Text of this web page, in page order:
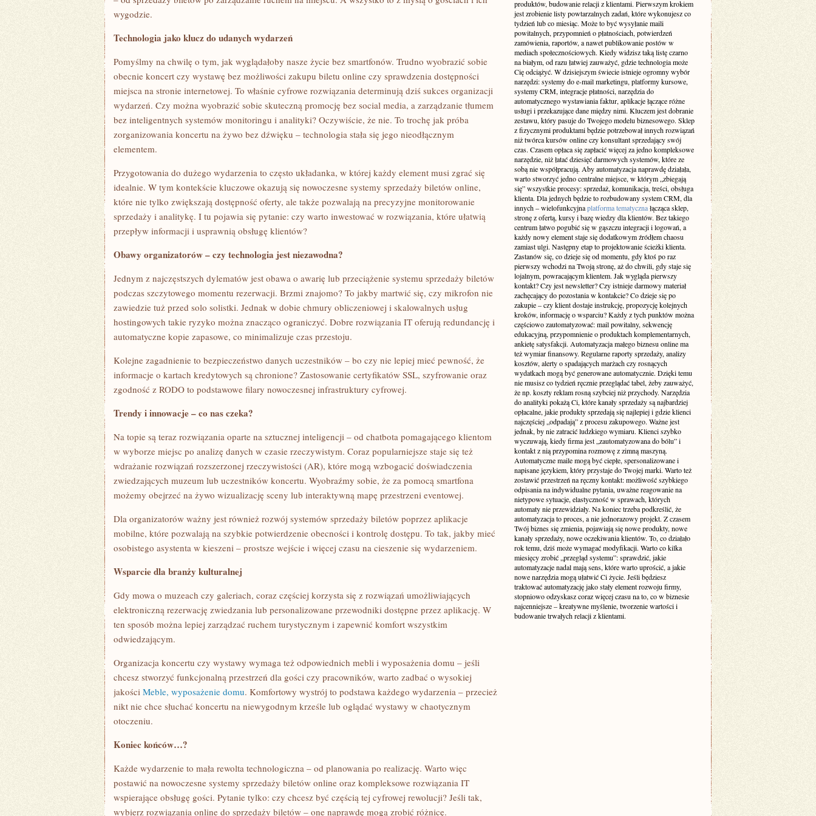
DOMU?
wygodzie.
Technologia jako klucz do udanych wydarzeń
Pomyślmy na chwilę o tym, jak wyglądałoby nasze życie bez smartfonów. Trudno wyobrazić sobie
obecnie koncert czy wystawę bez możliwości zakupu biletu online czy sprawdzenia dostępności
miejsca na stronie internetowej. To właśnie cyfrowe rozwiązania determinują dziś sukces organizacji
wydarzeń. Czy można wyobrazić sobie skuteczną promocję bez social media, a zarządzanie tłumem
bez inteligentnych systemów monitoringu i analityki? Oczywiście, że nie. To trochę jak próba
zorganizowania koncertu na żywo bez dźwięku – technologia stała się jego nieodłącznym
elementem.
Przygotowania do dużego wydarzenia to często układanka, w której każdy element musi zgrać się
idealnie. W tym kontekście kluczowe okazują się nowoczesne systemy sprzedaży biletów online,
które nie tylko zwiększają dostępność oferty, ale także pozwalają na precyzyjne monitorowanie
sprzedaży i analitykę. I tu pojawia się pytanie: czy warto inwestować w rozwiązania, które ułatwią
przepływ informacji i usprawnią obsługę klientów?
Obawy organizatorów – czy technologia jest niezawodna?
Jednym z najczęstszych dylematów jest obawa o awarię lub przeciążenie systemu sprzedaży biletów
podczas szczytowego momentu rezerwacji. Brzmi znajomo? To jakby martwić się, czy mikrofon nie
zawiedzie tuż przed solo solistki. Jednak w dobie chmury obliczeniowej i skalowalnych usług
hostingowych takie ryzyko można znacząco ograniczyć. Dobre rozwiązania IT oferują redundancję i
automatyczne kopie zapasowe, co minimalizuje czas przestoju.
Kolejne zagadnienie to bezpieczeństwo danych uczestników – bo czy nie lepiej mieć pewność, że
informacje o kartach kredytowych są chronione? Zastosowanie certyfikatów SSL, szyfrowanie oraz
zgodność z RODO to podstawowe filary nowoczesnej infrastruktury cyfrowej.
Trendy i innowacje – co nas czeka?
Na topie są teraz rozwiązania oparte na sztucznej inteligencji – od chatbota pomagającego klientom
w wyborze miejsc po analizę danych w czasie rzeczywistym. Coraz popularniejsze staje się też
wdrażanie rozwiązań rozszerzonej rzeczywistości (AR), które mogą wzbogacić doświadczenia
zwiedzających muzeum lub uczestników koncertu. Wyobraźmy sobie, że za pomocą smartfona
możemy obejrzeć na żywo wizualizację sceny lub interaktywną mapę przestrzeni eventowej.
Dla organizatorów ważny jest również rozwój systemów sprzedaży biletów poprzez aplikacje
mobilne, które pozwalają na szybkie potwierdzenie obecności i kontrolę dostępu. To tak, jakby mieć
osobistego asystenta w kieszeni – prostsze wejście i więcej czasu na cieszenie się wydarzeniem.
Wsparcie dla branży kulturalnej
Gdy mowa o muzeach czy galeriach, coraz częściej korzysta się z rozwiązań umożliwiających
elektroniczną rezerwację zwiedzania lub personalizowane przewodniki dostępne przez aplikację. W
ten sposób można lepiej zarządzać ruchem turystycznym i zapewnić komfort wszystkim
odwiedzającym.
Organizacja koncertu czy wystawy wymaga też odpowiednich mebli i wyposażenia domu – jeśli
chcesz stworzyć funkcjonalną przestrzeń dla gości czy pracowników, warto zadbać o wysokiej
jakości Meble, wyposażenie domu. Komfortowy wystrój to podstawa każdego wydarzenia – przecież
nikt nie chce słuchać koncertu na niewygodnym krześle lub oglądać wystawy w chaotycznym
otoczeniu.
Koniec końców…?
Każde wydarzenie to mała rewolta technologiczna – od planowania po realizację. Warto więc
postawić na nowoczesne systemy sprzedaży biletów online oraz kompleksowe rozwiązania IT
wspierające obsługę gości. Pytanie tylko: czy chcesz być częścią tej cyfrowej rewolucji? Jeśli tak,
wybierz rozwiązania online do sprzedaży biletów – one naprawdę mogą zrobić różnicę.
produktów, budowanie relacji z klientami. Pierwszym krokiem
jest zrobienie listy powtarzalnych zadań, które wykonujesz co
tydzień lub co miesiąc. Może to być wysyłanie maili
powitalnych, przypomnień o płatnościach, potwierdzeń
zamówienia, raportów, a nawet publikowanie postów w
mediach społecznościowych. Kiedy widzisz taką listę czarno
na białym, od razu łatwiej zauważyć, gdzie technologia może
Cię odciążyć. W dzisiejszym świecie istnieje ogromny wybór
narzędzi: systemy do e-mail marketingu, platformy kursowe,
systemy CRM, integracje płatności, narzędzia do
automatycznego wystawiania faktur, aplikacje łączące różne
usługi i przekazujące dane między nimi. Kluczem jest dobranie
zestawu, który pasuje do Twojego modelu biznesowego. Sklep
z fizycznymi produktami będzie potrzebował innych rozwiązań
niż twórca kursów online czy konsultant sprzedający swój
czas. Czasem opłaca się zapłacić więcej za jedno kompleksowe
narzędzie, niż łatać dziesięć darmowych systemów, które ze
sobą nie współpracują. Aby automatyzacja naprawdę działała,
warto stworzyć jedno centralne miejsce, w którym „zbiegają
się” wszystkie procesy: sprzedaż, komunikacja, treści, obsługa
klienta. Dla jednych będzie to rozbudowany system CRM, dla
innych – wielofunkcyjnaplatforma tematycznałącząca sklep,
stronę z ofertą, kursy i bazę wiedzy dla klientów. Bez takiego
centrum łatwo pogubić się w gąszczu integracji i logowań, a
każdy nowy element staje się dodatkowym źródłem chaosu
zamiast ulgi. Następny etap to projektowanie ścieżki klienta.
Zastanów się, co dzieje się od momentu, gdy ktoś po raz
pierwszy wchodzi na Twoją stronę, aż do chwili, gdy staje się
lojalnym, powracającym klientem. Jak wygląda pierwszy
kontakt? Czy jest newsletter? Czy istnieje darmowy materiał
zachęcający do pozostania w kontakcie? Co dzieje się po
zakupie – czy klient dostaje instrukcję, propozycję kolejnych
kroków, informację o wsparciu? Każdy z tych punktów można
częściowo zautomatyzować: mail powitalny, sekwencję
edukacyjną, przypomnienie o produktach komplementarnych,
ankietę satysfakcji. Automatyzacja małego biznesu online ma
też wymiar finansowy. Regularne raporty sprzedaży, analizy
kosztów, alerty o spadających marżach czy rosnących
wydatkach mogą być generowane automatycznie. Dzięki temu
nie musisz co tydzień ręcznie przeglądać tabel, żeby zauważyć,
że np. koszty reklam rosną szybciej niż przychody. Narzędzia
do analityki pokażą Ci, które kanały sprzedaży są najbardziej
opłacalne, jakie produkty sprzedają się najlepiej i gdzie klienci
najczęściej „odpadają” z procesu zakupowego. Ważne jest
jednak, by nie zatracić ludzkiego wymiaru. Klienci szybko
wyczuwają, kiedy firma jest „zautomatyzowana do bólu” i
kontakt z nią przypomina rozmowę z zimną maszyną.
Automatyczne maile mogą być ciepłe, spersonalizowane i
napisane językiem, który przystaje do Twojej marki. Warto też
zostawić przestrzeń na ręczny kontakt: możliwość szybkiego
odpisania na indywidualne pytania, uważne reagowanie na
nietypowe sytuacje, elastyczność w sprawach, których
automaty nie przewidziały. Na koniec trzeba podkreślić, że
automatyzacja to proces, a nie jednorazowy projekt. Z czasem
Twój biznes się zmienia, pojawiają się nowe produkty, nowe
kanały sprzedaży, nowe oczekiwania klientów. To, co działało
rok temu, dziś może wymagać modyfikacji. Warto co kilka
miesięcy zrobić „przegląd systemu”: sprawdzić, jakie
automatyzacje nadal mają sens, które warto uprościć, a jakie
nowe narzędzia mogą ułatwić Ci życie. Jeśli będziesz
traktować automatyzację jako stały element rozwoju firmy,
stopniowo odzyskasz coraz więcej czasu na to, co w biznesie
najcenniejsze – kreatywne myślenie, tworzenie wartości i
budowanie trwałych relacji z klientami.